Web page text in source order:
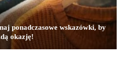
ponadczasowe wskazówki, by
okazję!